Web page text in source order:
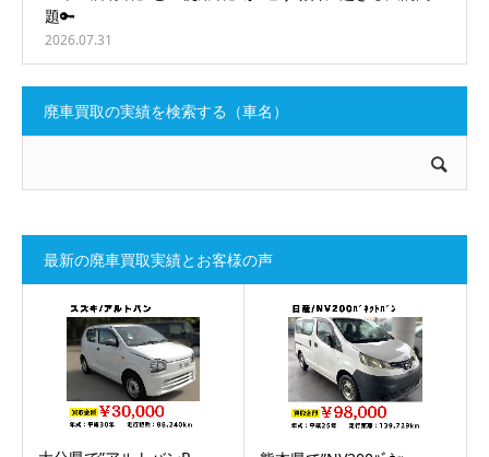
題🔑
2026.07.31
廃車買取の実績を検索する（車名）
最新の廃車買取実績とお客様の声